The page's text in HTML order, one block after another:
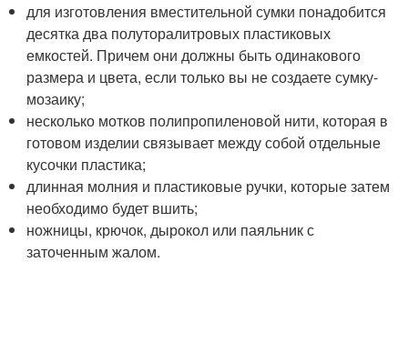
для изготовления вместительной сумки понадобится
десятка два полуторалитровых пластиковых
емкостей. Причем они должны быть одинакового
размера и цвета, если только вы не создаете сумку-
мозаику;
несколько мотков полипропиленовой нити, которая в
готовом изделии связывает между собой отдельные
кусочки пластика;
длинная молния и пластиковые ручки, которые затем
необходимо будет вшить;
ножницы, крючок, дырокол или паяльник с
заточенным жалом.